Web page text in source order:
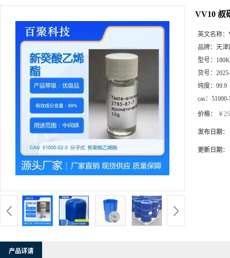
VV10 叔
英文名称：
品牌： 天津
型号：
货号：
纯度： 99.9
cas：
价格： ￥
发布日期：
更新日期：
产品详请